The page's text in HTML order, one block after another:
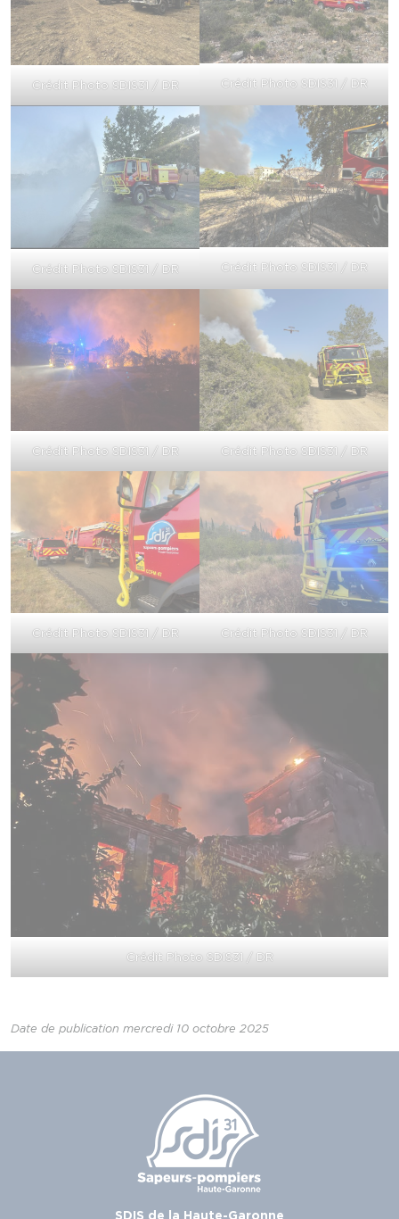
Crédit Photo SDIS31 / DR Crédit Photo SDIS31 / DR
Crédit Photo SDIS31 / DR Crédit Photo SDIS31 / DR
Crédit Photo SDIS31 / DR Crédit Photo SDIS31 / DR
Crédit Photo SDIS31 / DR Crédit Photo SDIS31 / DR
Crédit Photo SDIS31 / DR
Date de publication mercredi 10 octobre 2025
SDIS de la Haute-Garonne